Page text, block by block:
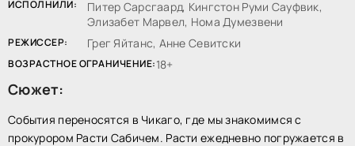
ИСПОЛНИЛИ:
Питер Сарсгаард, Кингстон Руми Сауфвик,
Элизабет Марвел, Нома Думезвени
РЕЖИССЕР: Грег Яйтанс, Анне Севитски
ВОЗРАСТНОЕ ОГРАНИЧЕНИЕ:18+
Сюжет:
События переносятся в Чикаго, где мы знакомимся с
прокурором Расти Сабичем. Расти ежедневно погружается в